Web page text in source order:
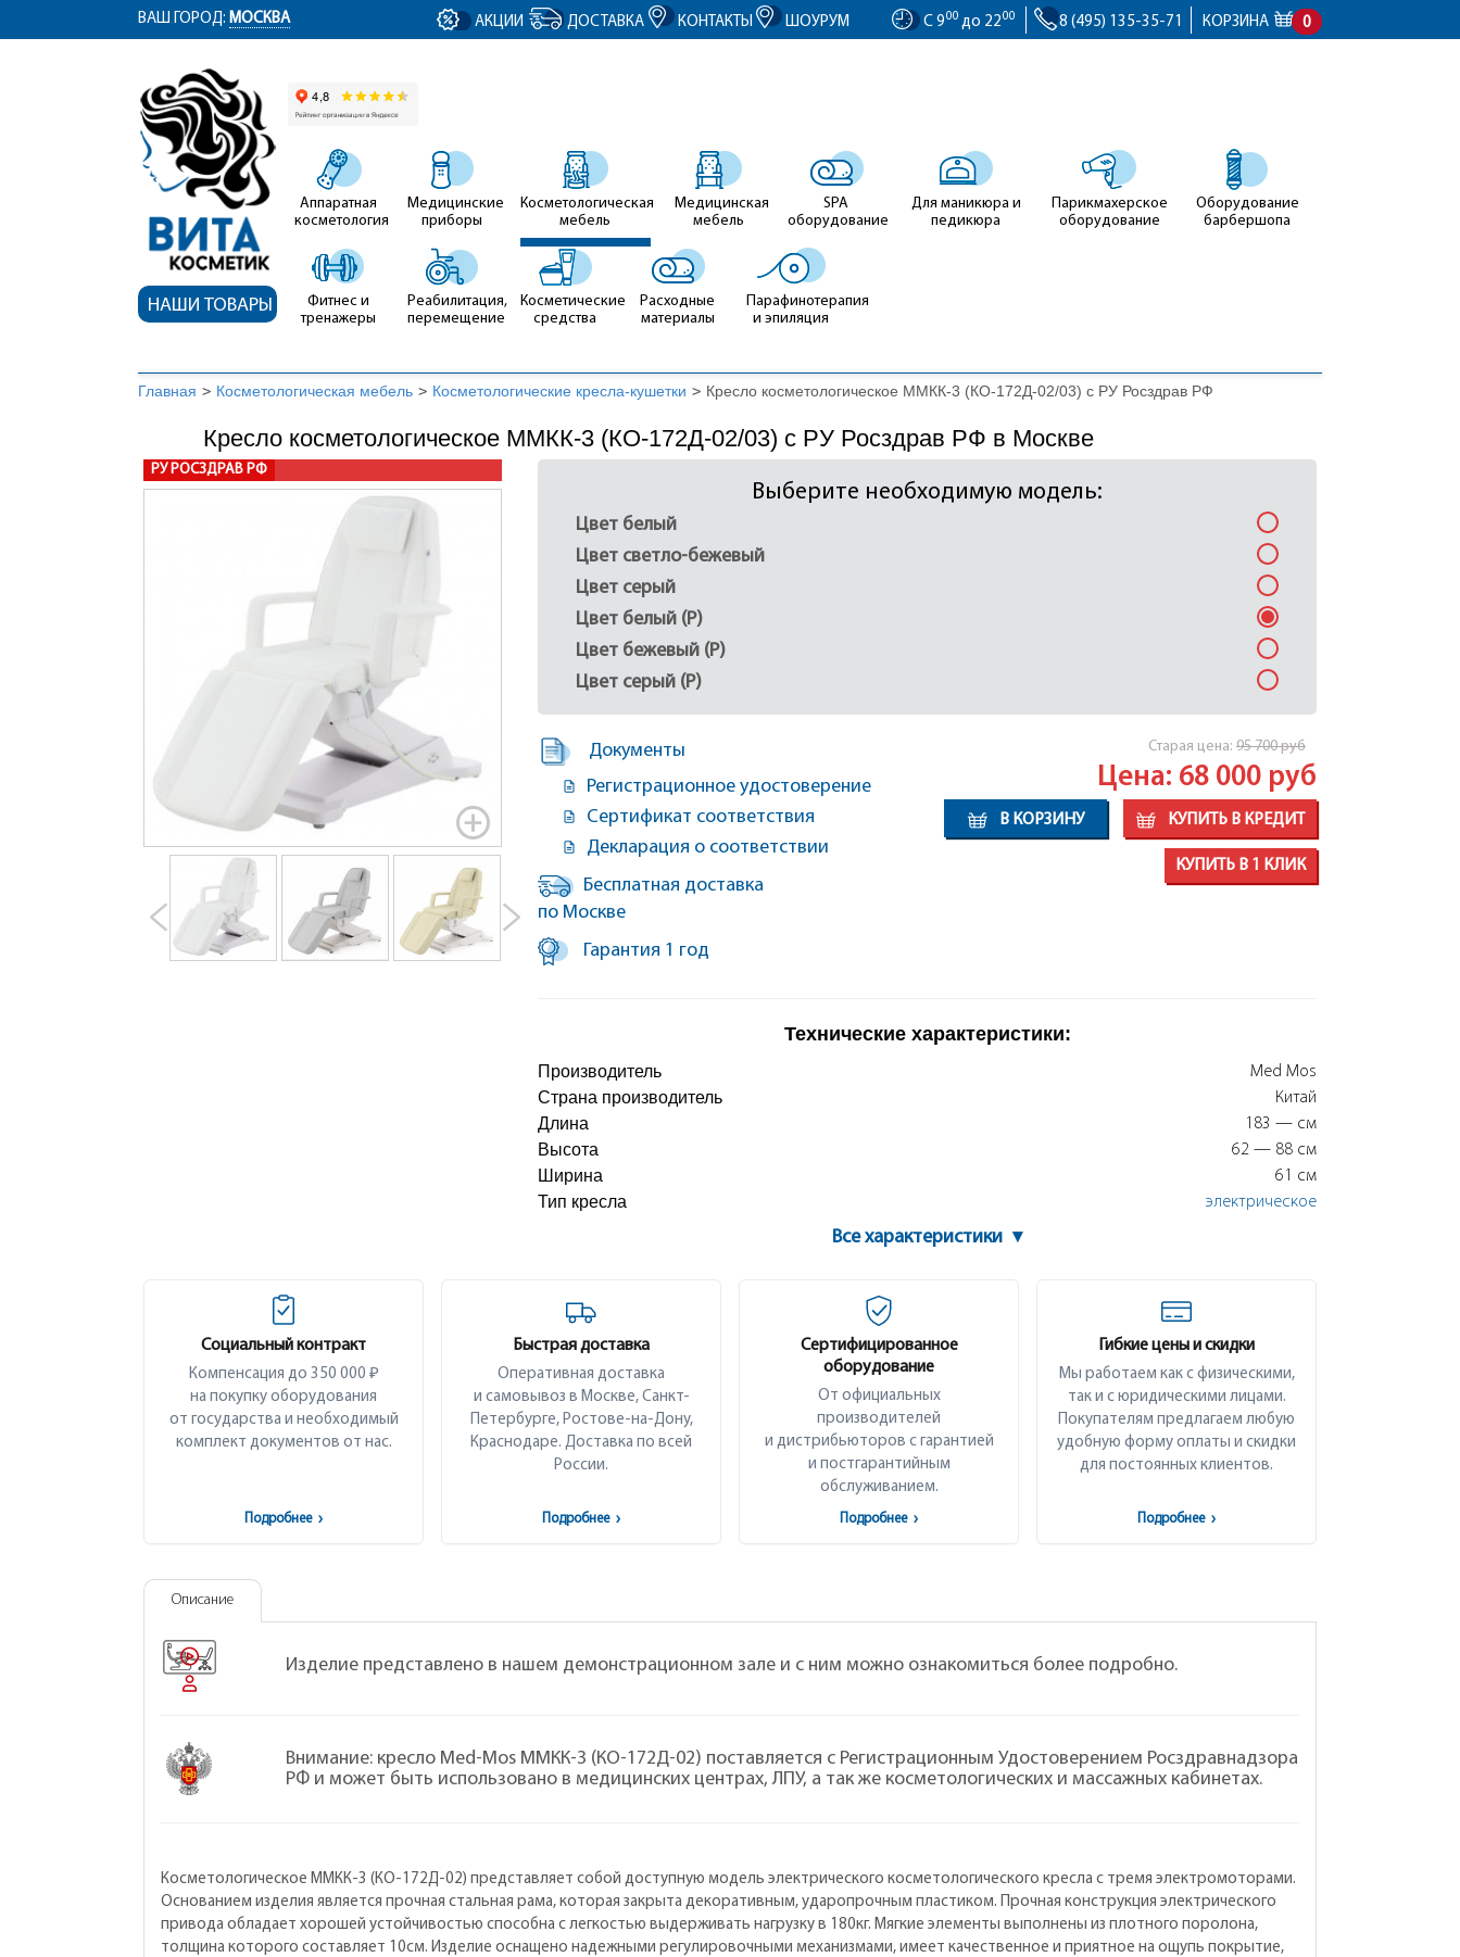
ym(12767704, 'getClientID', function(clientID) { document.getElementById('clientID').value = clientID; });
ВАШ ГОРОД: МОСКВА АКЦИИ ДОСТАВКА КОНТАКТЫ ШОУРУМ С 900 до 2200 8 (495) 135-35-71 КОРЗИНА 0
НАШИ ТОВАРЫ
Аппаратная
косметология
Медицинские
приборы
Косметологическая
мебель
Медицинская
мебель
SPA
оборудование
Для маникюра и
педикюра
Парикмахерское
оборудование
Оборудование
барбершопа
Фитнес и
тренажеры
Реабилитация,
перемещение
Косметические
средства
Расходные
материалы
Парафинотерапия
и эпиляция
Главная > Косметологическая мебель > Косметологические кресла-кушетки > Кресло косметологическое ММКК-3 (КО-172Д-02/03) с РУ Росздрав РФ
Кресло косметологическое ММКК-3 (КО-172Д-02/03) с РУ Росздрав РФ в Москве
РУ РОСЗДРАВ РФ
Выберите необходимую модель:
Цвет белый
Цвет светло-бежевый
Цвет серый
Цвет белый (Р)
Цвет бежевый (Р)
Цвет серый (Р)
Документы
Регистрационное удостоверение
Сертификат соответствия
Декларация о соответствии
Бесплатная доставка
по Москве
Гарантия 1 год
Cтарая цена: 95 700руб
Цена: 68 000 руб
В КОРЗИНУ КУПИТЬ В КРЕДИТ
КУПИТЬ В 1 КЛИК
Технические характеристики:
Производитель Med Mos
Страна производитель Китай
Длина 183 — см
Высота 62 — 88 см
Ширина 61 см
Тип кресла электрическое
Все характеристики ▾
Социальный контракт
Компенсация до 350 000 ₽
на покупку оборудования
от государства и необходимый
комплект документов от нас.
Подробнее ›
Быстрая доставка
Оперативная доставка
и самовывоз в Москве, Санкт-
Петербурге, Ростове-на-Дону,
Краснодаре. Доставка по всей
России.
Подробнее ›
Сертифицированное
оборудование
От официальных
производителей
и дистрибьюторов с гарантией
и постгарантийным
обслуживанием.
Подробнее ›
Гибкие цены и скидки
Мы работаем как с физическими,
так и с юридическими лицами.
Покупателям предлагаем любую
удобную форму оплаты и скидки
для постоянных клиентов.
Подробнее ›
Описание
Изделие представлено в нашем демонстрационном зале и с ним можно ознакомиться более подробно.
Внимание: кресло Med-Mos ММКК-3 (КО-172Д-02) поставляется с Регистрационным Удостоверением Росздравнадзора
РФ и может быть использовано в медицинских центрах, ЛПУ, а так же косметологических и массажных кабинетах.
Косметологическое ММКК-3 (КО-172Д-02) представляет собой доступную модель электрического косметологического кресла с тремя электромоторами.
Основанием изделия является прочная стальная рама, которая закрыта декоративным, ударопрочным пластиком. Прочная конструкция электрического
привода обладает хорошей устойчивостью способна с легкостью выдерживать нагрузку в 180кг. Мягкие элементы выполнены из плотного поролона,
толщина которого составляет 10см. Изделие оснащено надежными регулировочными механизмами, имеет качественное и приятное на ощупь покрытие,